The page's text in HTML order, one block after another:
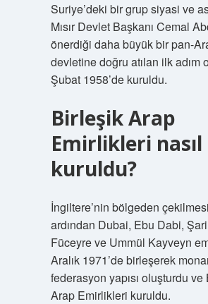
Suriye’deki bir grup siyasi ve
Mısır Devlet Başkanı Cemal
önerdiği daha büyük bir pan-
devletine doğru atılan ilk adım
Şubat 1958’de kuruldu.
Birleşik Arap
Emirlikleri nasıl
kuruldu?
İngiltere’nin bölgeden
ardından Dubai, Ebu Dabi,
Füceyre ve Ummül Kayveyn
Aralık 1971’de birleşerek
federasyon yapısı oluşturdu
Arap Emirlikleri kuruldu.